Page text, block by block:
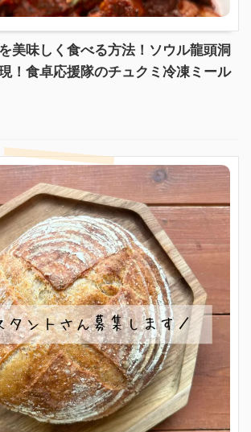
美味しく食べる方法！ソウル龍頭洞
！食卓応援隊のチュクミ冷凍ミール